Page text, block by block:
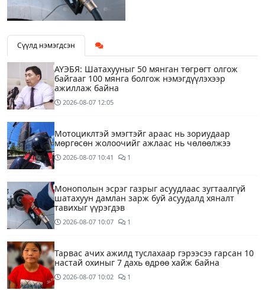
Сүүлд нэмэгдсэн
АҮЭБЯ: Шатахууныг 50 мянган төгрөгт олгож
байгааг 100 мянга болгож нэмэгдүүлэхээр
ажиллаж байна
2026-08-07 12:05
Мотоциклтэй эмэгтэйг араас нь зориудаар
мөргөсөн жолоочийг ажлаас нь чөлөөлжээ
2026-08-07 10:41 1
Монополын эсрэг газрыг асуудлаас зугтаалгүй
шатахуун дамлан зарж буй асуудалд хяналт
тавихыг үүрэгдэв
2026-08-07 10:07 1
Тарвас ачих ажилд туслахаар гэрээсээ гарсан 10
настай охиныг 7 дахь өдрөө хайж байна
2026-08-07 10:02 1